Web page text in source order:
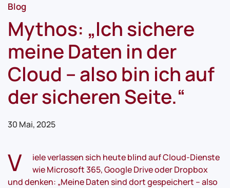
Blog
Mythos: „Ich sichere
meine Daten in der
Cloud – also bin ich auf
der sicheren Seite.“
30 Mai, 2025
V
iele verlassen sich heute blind auf Cloud-Dienste
wie Microsoft 365, Google Drive oder Dropbox
und denken: „Meine Daten sind dort gespeichert – also